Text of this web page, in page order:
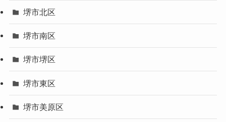
堺市北区
堺市南区
堺市堺区
堺市東区
堺市美原区